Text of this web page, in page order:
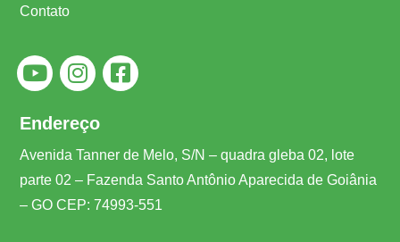
Contato
Endereço
Avenida Tanner de Melo, S/N – quadra gleba 02, lote
parte 02 – Fazenda Santo Antônio Aparecida de Goiânia
– GO CEP: 74993-551